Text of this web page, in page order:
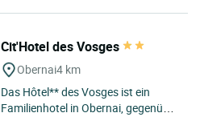
Cit'Hotel des Vosges
Obernai4 km
Das Hôtel** des Vosges ist ein
Familienhotel in Obernai, gegenüber